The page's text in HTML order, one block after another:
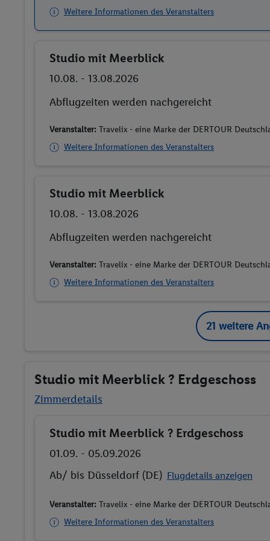
Weitere Informationen des Veranstalters
Buchen
Studio mit Meerblick
10.08. - 13.08.2026
Abflugzeiten werden nachgereicht
Veranstalter: Travelix - eine Marke der DERTOUR
Weitere Informationen des Veranstalters
Buchen
Studio mit Meerblick
10.08. - 13.08.2026
Abflugzeiten werden nachgereicht
Veranstalter: Travelix - eine Marke der DERTOUR
Weitere Informationen des Veranstalters
21 weitere
Studio mit Meerblick ? Erdgeschoss
Zimmerdetails
Buchen
Studio mit Meerblick ? Erdgeschoss
01.09. - 05.09.2026
Ab/ bis Düsseldorf (DE) Flugdetails anzeigen
Veranstalter: Travelix - eine Marke der DERTOUR
Weitere Informationen des Veranstalters